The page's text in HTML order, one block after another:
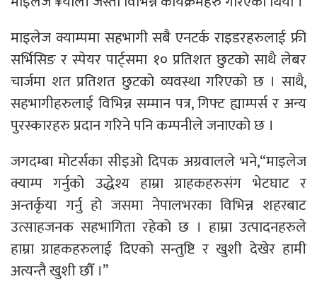
माइलेज क्याम्पमा सहभागी सबै एनटर्क राइडरहरुलाई फ्री
सर्भिसिङ र स्पेयर पार्ट्समा १० प्रतिशत छुटको साथै लेबर
चार्जमा शत प्रतिशत छुटको व्यवस्था गरिएको छ । साथै,
सहभागीहरुलाई विभिन्न सम्मान पत्र, गिफ्ट ह्याम्पर्स र अन्य
पुरस्कारहरु प्रदान गरिने पनि कम्पनीले जनाएको छ ।
जगदम्बा मोटर्सका सीइओ दिपक अग्रवालले भने,“माइलेज
क्याम्प गर्नुको उद्धेश्य हाम्रा ग्राहकहरुसंग भेटघाट र
अन्तर्कृया गर्नु हो जसमा नेपालभरका विभिन्न शहरबाट
उत्साहजनक सहभागिता रहेको छ । हाम्रा उत्पादनहरुले
हाम्रा ग्राहकहरुलाई दिएको सन्तुष्टि र खुशी देखेर हामी
अत्यन्तै खुशी छौँ ।”